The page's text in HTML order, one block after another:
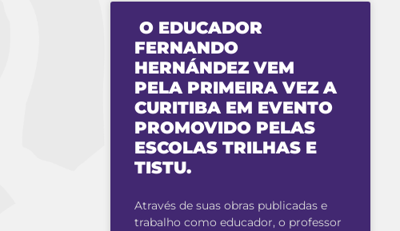
O EDUCADOR
FERNANDO
HERNÁNDEZ VEM
PELA PRIMEIRA VEZ A
CURITIBA EM EVENTO
PROMOVIDO PELAS
ESCOLAS TRILHAS E
TISTU.
Através de suas obras publicadas e
trabalho como educador, o professor